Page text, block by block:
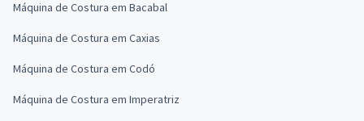
Máquina de Costura em Bacabal
Máquina de Costura em Caxias
Máquina de Costura em Codó
Máquina de Costura em Imperatriz